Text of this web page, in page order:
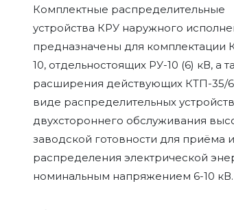
Комплектные распределительные
устройства КРУ наружного
предназначены для комплектации
10, отдельностоящих РУ-10 (6) кВ, а
расширения действующих КТП-35/
виде распределительных устройств
двухстороннего обслуживания
заводской готовности для приёма и
распределения электрической
номинальным напряжением 6-10 кВ.